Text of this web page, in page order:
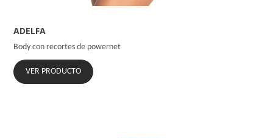
ADELFA
Body con recortes de powernet
VER PRODUCTO